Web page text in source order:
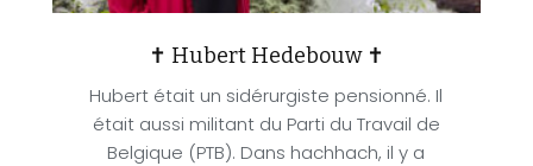
✝ Hubert Hedebouw ✝
Hubert était un sidérurgiste pensionné. Il
était aussi militant du Parti du Travail de
Belgique (PTB). Dans hachhach, il y a